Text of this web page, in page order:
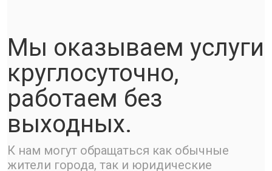
Мы оказываем услуги
круглосуточно,
работаем без
выходных.
К нам могут обращаться как обычные
жители города, так и юридические